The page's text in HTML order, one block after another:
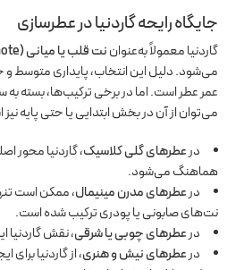
جایگاه رایحه گاردنیا در عطرسازی
گاردنیا معمولاً به‌عنواننت قلب یا میانی (heart note)
می‌شود. دلیل این انتخاب، پایداری متوسط و
عمر عطر است. اما در برخی ترکیب‌ها، بسته به
می‌توان از آن در بخش ابتدایی یا حتی پایه نیز
درعطرهای گلی کلاسیک، گاردنیا محور
هماهنگ می‌شود.
درعطرهای مدرن مینیمال، ممکن است
نت‌های صابونی یا پودری ترکیب شده است.
درعطرهای چوبی یا شرقی، نقش
درعطرهای نیش و هنری، از گاردنیا